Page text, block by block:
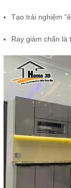
Tạo trải nghiệm
Ray giảm chấn là